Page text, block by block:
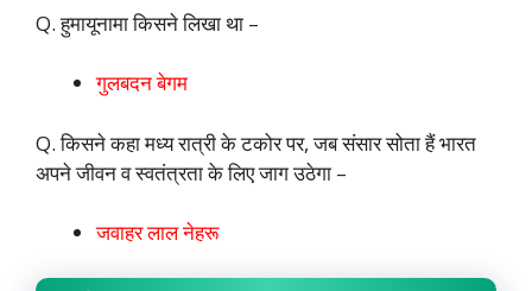
Q. हुमायूनामा किसने लिखा था –
गुलबदन बेगम
Q. किसने कहा मध्य रात्री के टकोर पर, जब संसार सोता हैं भारत
अपने जीवन व स्वतंत्रता के लिए जाग उठेगा –
जवाहर लाल नेहरू